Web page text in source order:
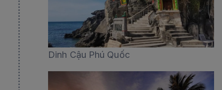
Dinh Cậu Phú Quốc